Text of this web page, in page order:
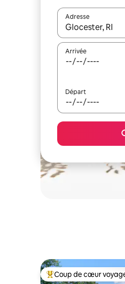
Adresse
Lorsque les
Arrivée
Départ
Coups de cœur
Coup de cœur